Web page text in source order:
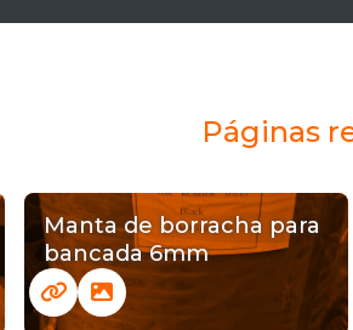
Páginas
Manta de borracha para
bancada 6mm